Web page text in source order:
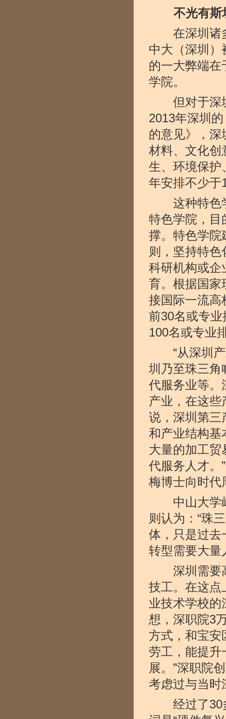
不光有斯
在深圳诸多
中大（深圳）
的一大弊端在
学院。
但对于深圳
2013年深圳
的意见》，深
材料、文化创
生、环境保护
年安排不少于
这种特色学
特色学院，目
撑。特色学院
则，坚持特
科研机构或企
育。根据国家
接国际一流高
前30名或专
100名或专业
“从深圳产
圳乃至珠三角
代服务业等。
产业，在这
说，深圳第三
和产业结构基
大量的加工贸
代服务人才。
梅博士向时代
中山大学岭
则认为：“珠
体，只是过去
转型需要大量
深圳需要高
技工。在这点
业技术学校
想，深职院3
方式，和宝安
劳工，能提升
展。”深职院
考虑过与当时
经过了30多